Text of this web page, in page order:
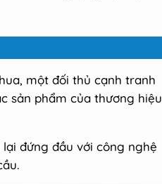
một đối thủ cạnh tranh
sản phẩm của thương hiệu
đứng đầu với công nghệ